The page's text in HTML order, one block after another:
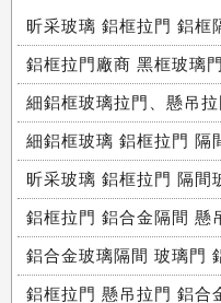
昕采玻璃 鋁框拉門 鋁框
鋁框拉門廠商 黑框玻璃
細鋁框玻璃拉門、懸吊
細鋁框玻璃 鋁框拉門 隔
昕采玻璃 鋁框拉門 隔間
鋁框拉門 鋁合金隔間 懸
鋁合金玻璃隔間 玻璃門
鋁框拉門 懸吊拉門 鋁合